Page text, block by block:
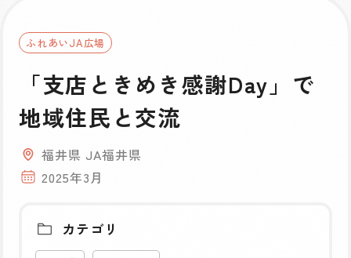
ふれあいJA広場
「支店ときめき感謝Day」で
地域住民と交流
福井県 JA福井県
2025年3月
カテゴリ